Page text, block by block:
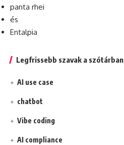
panta rhei
és
Entalpia
Legfrissebb szavak a szótárban
AI use case
chatbot
Vibe coding
AI compliance